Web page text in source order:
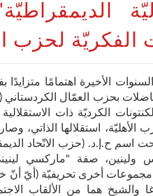
الفكريّة لحزب
الأخيرة اهتمامًا متزايدًا
الكرديّة ذات
الأهليّة، استقلالها الذاتي،
اسم ح.إ.د. (حزب الاتّحاد
ولينين، صفة "ماركسي
مجموعات أخرى تحريفيّة (أيّ أنّ
والشيخ هما من الألقاب